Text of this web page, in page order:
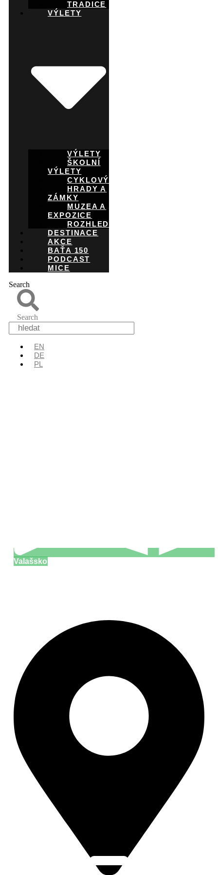
TRADICE
VÝLETY
VÝLETY
ŠKOLNÍ
VÝLETY
CYKLOVÝLETY
HRADY A
ZÁMKY
MUZEA A
EXPOZICE
ROZHLEDNY
DESTINACE
AKCE
BAŤA 150
PODCAST
MICE
Search
Search
EN
DE
PL
Valašsko
Click Here